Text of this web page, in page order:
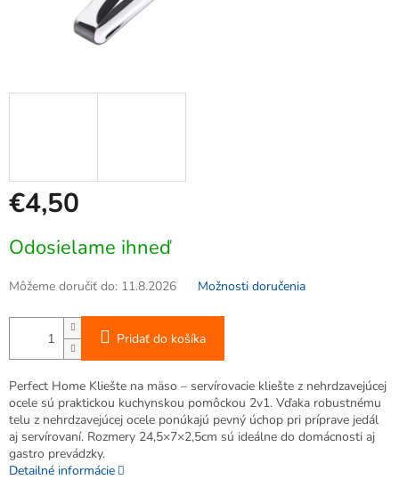
€4,50
cena:
Odosielame ihneď
Môžeme doručiť do: 11.8.2026 Možnosti doručenia
Pridať do košíka
Perfect Home Kliešte na mäso – servírovacie kliešte z nehrdzavejúcej
ocele sú praktickou kuchynskou pomôckou 2v1. Vďaka robustnému
telu z nehrdzavejúcej ocele ponúkajú pevný úchop pri príprave jedál
aj servírovaní. Rozmery 24,5×7×2,5cm sú ideálne do domácnosti aj
gastro prevádzky.
Detailné informácie